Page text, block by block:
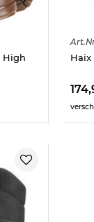
High
Art.
Haix